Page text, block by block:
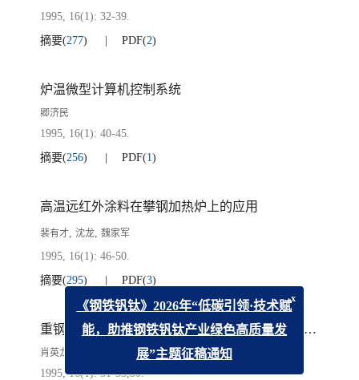
1995, 16(1): 32-39.
摘要(277) PDF(2)
炉温微型计算机控制系统
卿济民
1995, 16(1): 40-45.
摘要(256) PDF(1)
高温远红外涂料在攀钢加热炉上的应用
裴有才, 沈龙, 魏家军
1995, 16(1): 46-50.
摘要(295) PDF(3)
重钢应用微V，Ti处理技术开发系列低温压力容器钢板
肖英龙
1995, 16(1): 51-53,50.
x
《钢铁钒钛》2026年“低碳引领·技术赋
能，助推钢铁钒钛产业绿色高质量发
展”主题征稿通知